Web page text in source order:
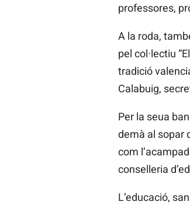
professores,
A la roda,
pel col·lectiu
tradició
Calabuig,
Per la seua
demà al sopar
com
conselleria
L’educació,